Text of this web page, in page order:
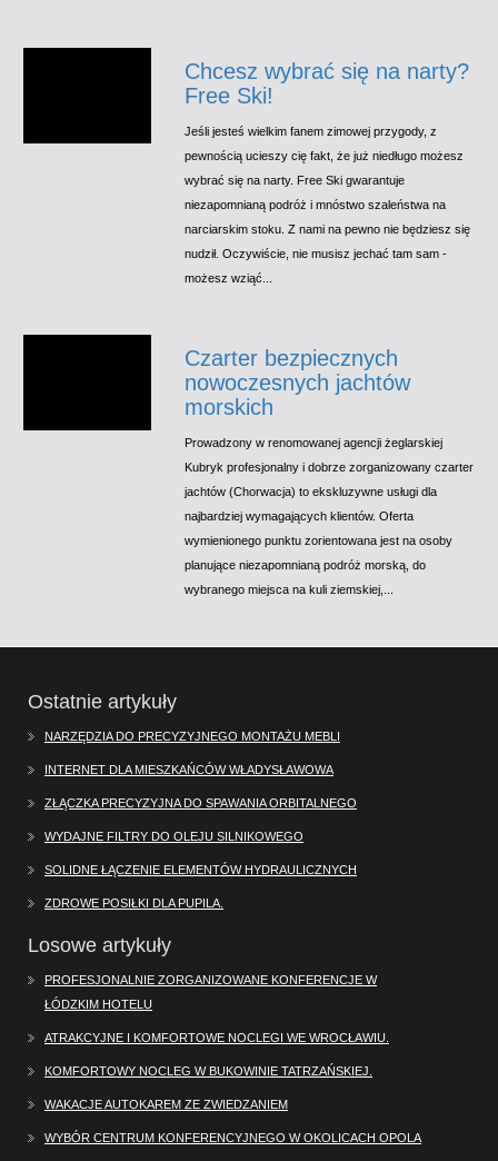
Chcesz wybrać się na narty?
Free Ski!
Jeśli jesteś wielkim fanem zimowej przygody, z
pewnością ucieszy cię fakt, że już niedługo możesz
wybrać się na narty. Free Ski gwarantuje
niezapomnianą podróż i mnóstwo szaleństwa na
narciarskim stoku. Z nami na pewno nie będziesz się
nudził. Oczywiście, nie musisz jechać tam sam -
możesz wziąć...
Czarter bezpiecznych
nowoczesnych jachtów
morskich
Prowadzony w renomowanej agencji żeglarskiej
Kubryk profesjonalny i dobrze zorganizowany czarter
jachtów (Chorwacja) to ekskluzywne usługi dla
najbardziej wymagających klientów. Oferta
wymienionego punktu zorientowana jest na osoby
planujące niezapomnianą podróż morską, do
wybranego miejsca na kuli ziemskiej,...
Ostatnie artykuły
NARZĘDZIA DO PRECYZYJNEGO MONTAŻU MEBLI
INTERNET DLA MIESZKAŃCÓW WŁADYSŁAWOWA
ZŁĄCZKA PRECYZYJNA DO SPAWANIA ORBITALNEGO
WYDAJNE FILTRY DO OLEJU SILNIKOWEGO
SOLIDNE ŁĄCZENIE ELEMENTÓW HYDRAULICZNYCH
ZDROWE POSIŁKI DLA PUPILA.
Losowe artykuły
PROFESJONALNIE ZORGANIZOWANE KONFERENCJE W
ŁÓDZKIM HOTELU
ATRAKCYJNE I KOMFORTOWE NOCLEGI WE WROCŁAWIU.
KOMFORTOWY NOCLEG W BUKOWINIE TATRZAŃSKIEJ.
WAKACJE AUTOKAREM ZE ZWIEDZANIEM
WYBÓR CENTRUM KONFERENCYJNEGO W OKOLICACH OPOLA